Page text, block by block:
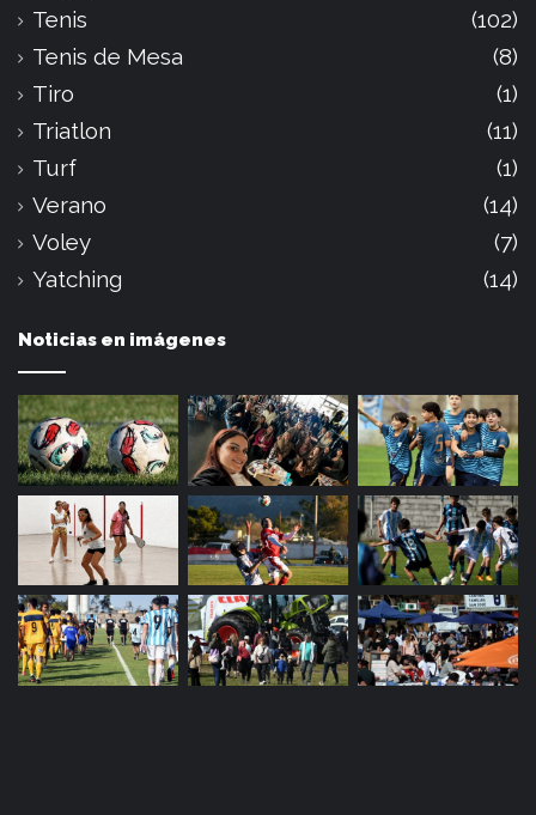
Tenis
(102)
Tenis de Mesa
(8)
Tiro
(1)
Triatlon
(11)
Turf
(1)
Verano
(14)
Voley
(7)
Yatching
(14)
Noticias en imágenes